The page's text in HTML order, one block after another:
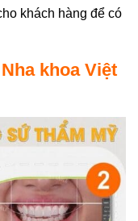
khách hàng để có
khoa Việt